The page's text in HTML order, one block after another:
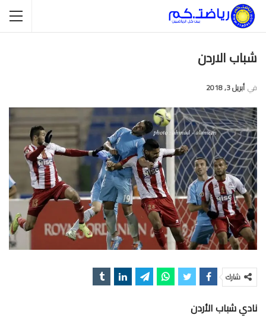
شباب الاردن
في أبريل 3, 2018
شارك
نادي شباب الأردن